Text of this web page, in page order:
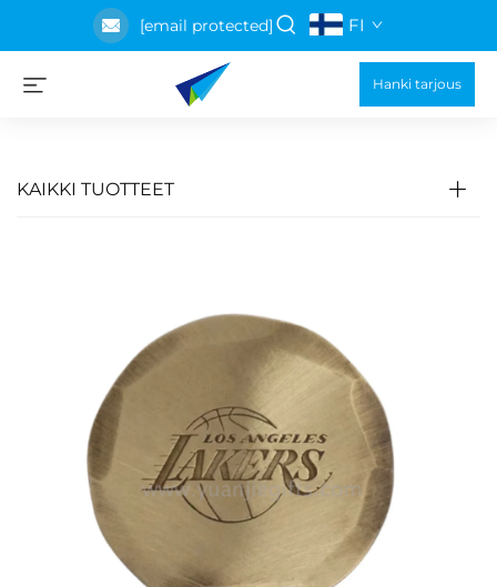
[email protected] FI
Hanki tarjous
KAIKKI TUOTTEET